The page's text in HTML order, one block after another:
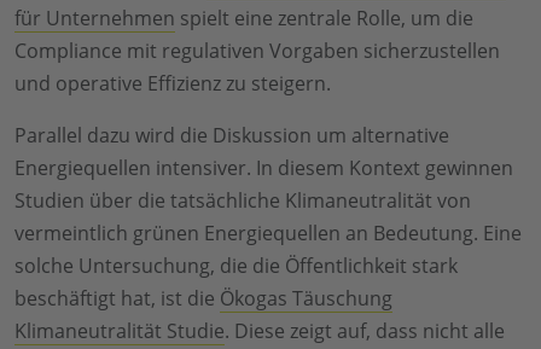
für Unternehmen spielt eine zentrale Rolle, um die
Compliance mit regulativen Vorgaben sicherzustellen
und operative Effizienz zu steigern.
Parallel dazu wird die Diskussion um alternative
Energiequellen intensiver. In diesem Kontext gewinnen
Studien über die tatsächliche Klimaneutralität von
vermeintlich grünen Energiequellen an Bedeutung. Eine
solche Untersuchung, die die Öffentlichkeit stark
beschäftigt hat, ist die Ökogas Täuschung
Klimaneutralität Studie. Diese zeigt auf, dass nicht alle